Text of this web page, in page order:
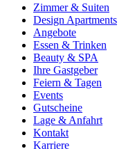
Zimmer & Suiten
Design Apartments
Angebote
Essen & Trinken
Beauty & SPA
Ihre Gastgeber
Feiern & Tagen
Events
Gutscheine
Lage & Anfahrt
Kontakt
Karriere